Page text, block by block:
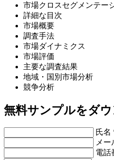
市場クロスセグメンテー
詳細な目次
市場概要
調査手法
市場ダイナミクス
市場評価
主要な調査結果
地域・国別市場分析
競争分析
無料サンプルをダ
氏名
メー
電話